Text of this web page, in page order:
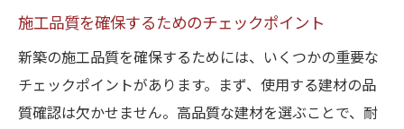
施工品質を確保するためのチェックポイント
新築の施工品質を確保するためには、いくつかの重要な
チェックポイントがあります。まず、使用する建材の品
質確認は欠かせません。高品質な建材を選ぶことで、耐